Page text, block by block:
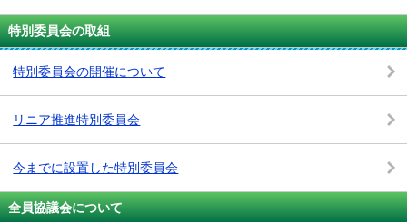
特別委員会の取組
特別委員会の開催について
リニア推進特別委員会
今までに設置した特別委員会
全員協議会について